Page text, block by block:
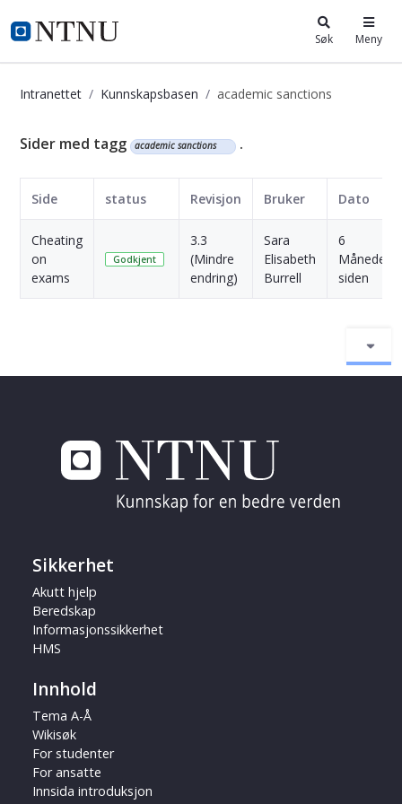
i.ntnu.no Søk Meny
Intranettet Kunnskapsbasen academic sanctions
Kunnskapsbasen
Sider med tagg academic sanctions .
Side status Revisjon Bruker Dato
Cheating
on
exams
Godkjent
3.3
(Mindre
endring)
Sara
Elisabeth
Burrell
6
Måneder
siden
Sikkerhet
Akutt hjelp
Beredskap
Informasjonssikkerhet
HMS
Innhold
Tema A-Å
Wikisøk
For studenter
For ansatte
Innsida introduksjon